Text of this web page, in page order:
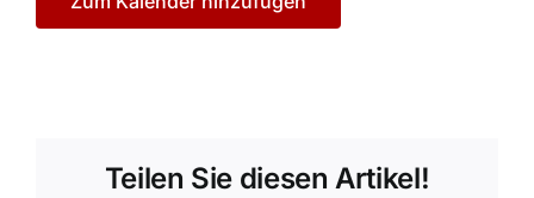
Teilen Sie diesen Artikel!